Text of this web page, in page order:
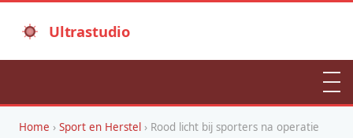
Ultrastudio
Home › Sport en Herstel › Rood licht bij sporters na operatie